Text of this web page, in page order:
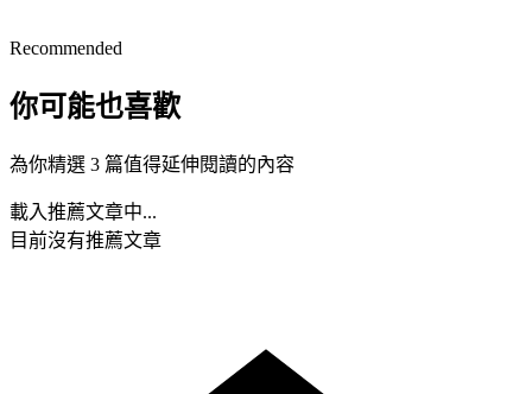
Recommended
你可能也喜歡
為你精選 3 篇值得延伸閱讀的內容
載入推薦文章中...
目前沒有推薦文章